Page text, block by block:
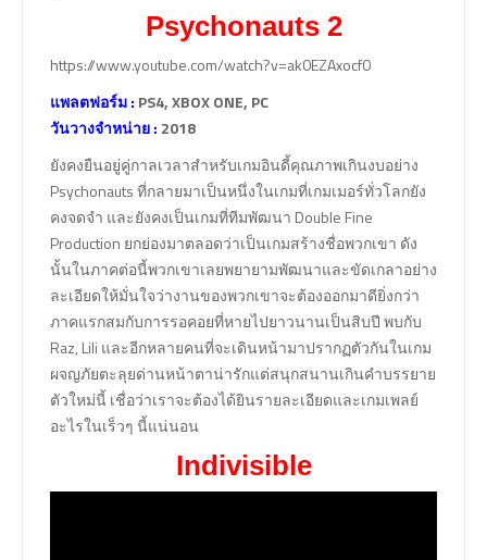
Psychonauts 2
https://www.youtube.com/watch?v=ak0EZAxocf0
แพลตฟอร์ม : PS4, XBOX ONE, PC
วันวางจำหน่าย : 2018
ยังคงยืนอยู่คู่กาลเวลาสำหรับเกมอินดี้คุณภาพเกินงบอย่าง
Psychonauts ที่กลายมาเป็นหนึ่งในเกมที่เกมเมอร์ทั่วโลกยัง
คงจดจำ และยังคงเป็นเกมที่ทีมพัฒนา Double Fine
Production ยกย่องมาตลอดว่าเป็นเกมสร้างชื่อพวกเขา ดัง
นั้นในภาคต่อนี้พวกเขาเลยพยายามพัฒนาและขัดเกลาอย่าง
ละเอียดให้มั่นใจว่างานของพวกเขาจะต้องออกมาดียิ่งกว่า
ภาคแรกสมกับการรอคอยที่หายไปยาวนานเป็นสิบปี พบกับ
Raz, Lili และอีกหลายคนที่จะเดินหน้ามาปรากฏตัวกันในเกม
ผจญภัยตะลุยด่านหน้าตาน่ารักแต่สนุกสนานเกินคำบรรยาย
ตัวใหม่นี้ เชื่อว่าเราจะต้องได้ยินรายละเอียดและเกมเพลย์
อะไรในเร็วๆ นี้แน่นอน
Indivisible